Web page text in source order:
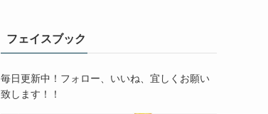
フェイスブック
毎日更新中！フォロー、いいね、宜しくお願い
致します！！